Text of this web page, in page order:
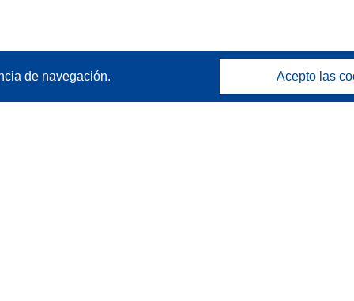
de navegación. Acepto las